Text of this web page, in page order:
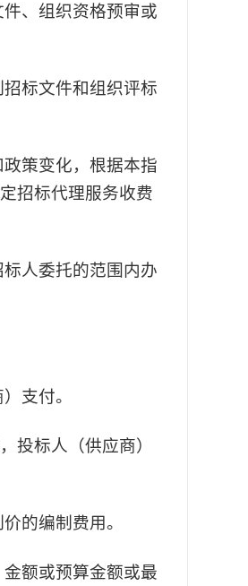
、组织资格预审或
标文件和组织评标
策变化，根据本指
招标代理服务收费
人委托的范围内办
支付。
投标人（供应商）
的编制费用。
额或预算金额或最